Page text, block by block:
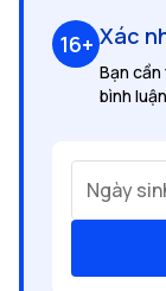
16+ Xác
Bạn
bình luận
Ngày